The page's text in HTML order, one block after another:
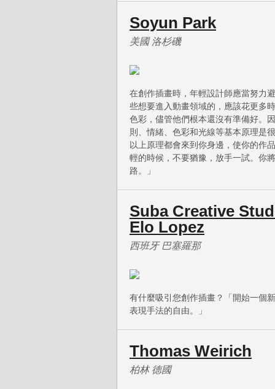
Soyun Park
美國 洛杉磯
在創作插畫時，年輕設計師應當努力
些想要進入動畫領域的，應該花更多
色彩，儘管他們根本還沒有準備好。
則、情緒、色彩和光線等基本原理是
以上原理都會來到你身邊，使你的作
輕的時候，不要猶豫，放手一試。你
路。」
Suba Creative
Elo Lopez
西班牙 巴塞羅那
有什麼吸引您創作插畫？「開始一個
表現手法的自由。」
Thomas Weirich
柏林 德國